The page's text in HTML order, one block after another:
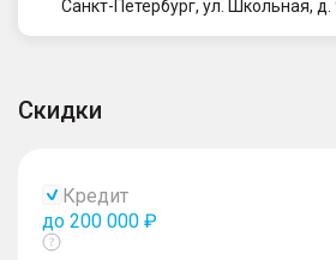
Санкт-Петербург, ул. Школьная,
Скидки
Кредит
до 200 000 ₽
Показать